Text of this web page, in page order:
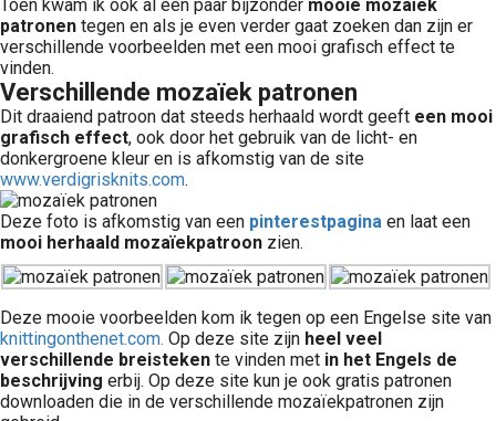
Toen kwam ik ook al een paar bijzonder mooie mozaïek
patronen tegen en als je even verder gaat zoeken dan zijn er
verschillende voorbeelden met een mooi grafisch effect te
vinden.
Verschillende mozaïek patronen
Dit draaiend patroon dat steeds herhaald wordt geeft een mooi
grafisch effect, ook door het gebruik van de licht- en
donkergroene kleur en is afkomstig van de site
www.verdigrisknits.com.
Deze foto is afkomstig van een pinterestpagina en laat een
mooi herhaald mozaïekpatroon zien.
Deze mooie voorbeelden kom ik tegen op een Engelse site van
knittingonthenet.com. Op deze site zijn heel veel
verschillende breisteken te vinden met in het Engels de
beschrijving erbij. Op deze site kun je ook gratis patronen
downloaden die in de verschillende mozaïekpatronen zijn